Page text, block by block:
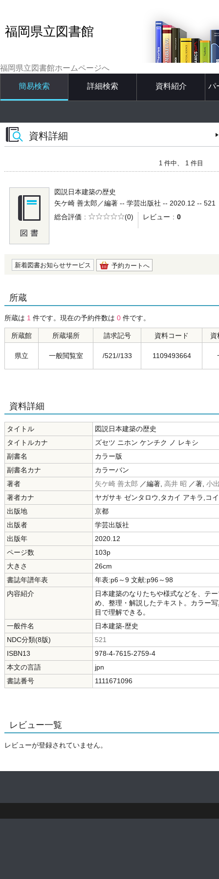
福岡県立図書館
福岡県立図書館ホームページへ
簡易検索 詳細検索 資料紹介 パ
資料詳細
1 件中、 1 件目
図説日本建築の歴史
矢ケ崎 善太郎／編著 -- 学芸出版社 -- 2020.12 -- 521
総合評価
5段階評価
(0) レビュー 0
新着図書お知らせサービス 予約カートへ
所蔵
所蔵は 1 件です。現在の予約件数は 0 件です。
所蔵館 所蔵場所 請求記号 資料コード 資
県立 一般閲覧室 /521//133 1109493664
資料詳細
タイトル
図説日本建築の歴史
タイトルカナ
ズセツ ニホン ケンチク ノ レキシ
副書名
カラー版
副書名カナ
カラーバン
著者
矢ケ崎 善太郎 ／編著, 高井 昭 ／著, 小
著者カナ
ヤガサキ ゼンタロウ,タカイ アキラ,コ
出版地
京都
出版者
学芸出版社
出版年
2020.12
ページ数
103p
大きさ
26cm
書誌年譜年表
年表:p6～9 文献:p96～98
内容紹介
日本建築のなりたちや様式などを、テ
め、整理・解説したテキスト。カラー
目で理解できる。
一般件名
日本建築-歴史
NDC分類(8版)
521
ISBN13
978-4-7615-2759-4
本文の言語
jpn
書誌番号
1111671096
レビュー一覧
レビューが登録されていません。